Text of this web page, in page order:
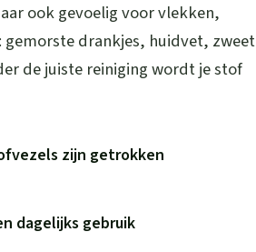
ook gevoelig voor vlekken,
drankjes, huidvet, zweet
de juiste reiniging wordt je stof
zijn getrokken
dagelijks gebruik